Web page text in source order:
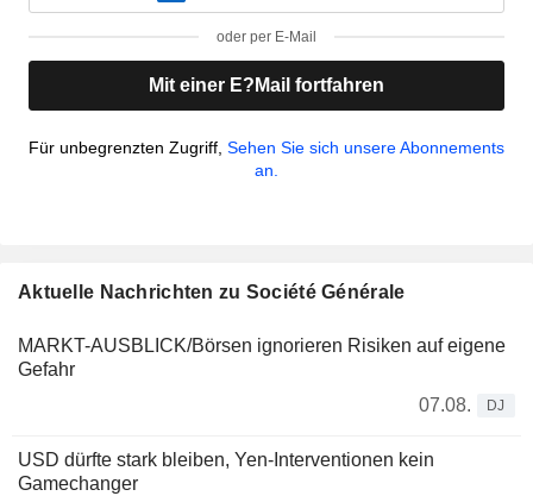
oder per E-Mail
Mit einer E?Mail fortfahren
Für unbegrenzten Zugriff, Sehen Sie sich unsere Abonnements
an.
Aktuelle Nachrichten zu Société Générale
MARKT-AUSBLICK/Börsen ignorieren Risiken auf eigene
Gefahr
07.08.
DJ
USD dürfte stark bleiben, Yen-Interventionen kein
Gamechanger